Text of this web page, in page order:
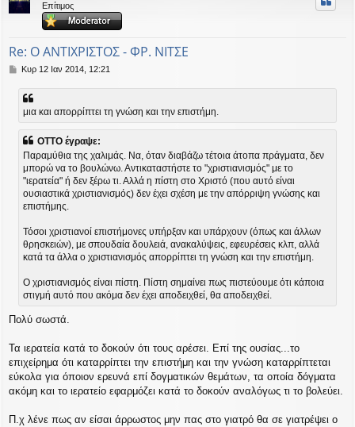
Επίτιμος
Re: Ο ΑΝΤΙΧΡΙΣΤΟΣ - ΦΡ. ΝΙΤΣΕ
Δ
μ
σ
Κυρ 12 Ιαν 2014, 12:21
μια και απορρίπτει τη γνώση και την επιστήμη.
OTTO έγραψε:
Παραμύθια της χαλιμάς. Να, όταν διαβάζω τέτοια άτοπα πράγματα, δεν
μπορώ να το βουλώνω. Αντικαταστήστε το "χριστιανισμός" με το
"ιερατεία" ή δεν ξέρω τι. Αλλά η πίστη στο Χριστό (που αυτό είναι
ουσιαστικά χριστιανισμός) δεν έχει σχέση με την απόρριψη γνώσης και
επιστήμης.
Τόσοι χριστιανοί επιστήμονες υπήρξαν και υπάρχουν (όπως και άλλων
θρησκειών), με σπουδαία δουλειά, ανακαλύψεις, εφευρέσεις κλπ, αλλά
κατά τα άλλα ο χριστιανισμός απορρίπτει τη γνώση και την επιστήμη.
Ο χριστιανισμός είναι πίστη. Πίστη σημαίνει πως πιστεύουμε ότι κάποια
στιγμή αυτό που ακόμα δεν έχει αποδειχθεί, θα αποδειχθεί.
Πολύ σωστά.
Τα ιερατεία κατά το δοκούν ότι τους αρέσει. Επί της ουσίας...το
επιχείρημα ότι καταρρίπτει την επιστήμη και την γνώση καταρρίπτεται
εύκολα για όποιον ερευνά επί δογματικών θεμάτων, τα οποία δόγματα
ακόμη και το ιερατείο εφαρμόζει κατά το δοκούν αναλόγως τι το βολεύει.
Π.χ λένε πως αν είσαι άρρωστος μην πας στο γιατρό θα σε γιατρέψει ο